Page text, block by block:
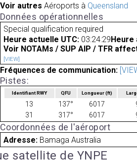
Voir autres Aéroports à Queensland
Données opérationnelles
Special qualification required
Heure actuelle UTC: 03:24:29
Voir NOTAMs / SUP AIP / TFR
[VIEW]
Fréquences de communication:
Pistes:
Identifiant RWY QFU Longueur(ft)
13 137° 6017
31
317° 6017
Coordonnées de l'aéroport
Adresse: Bamaga Australia
satellite de YNPE